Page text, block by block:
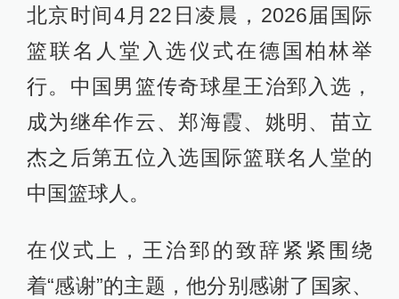
北京时间4月22日凌晨，2026届国际
篮联名人堂入选仪式在德国柏林举
行。中国男篮传奇球星王治郅入选，
成为继牟作云、郑海霞、姚明、苗立
杰之后第五位入选国际篮联名人堂的
中国篮球人。
在仪式上，王治郅的致辞紧紧围绕
着“感谢”的主题，他分别感谢了国家、